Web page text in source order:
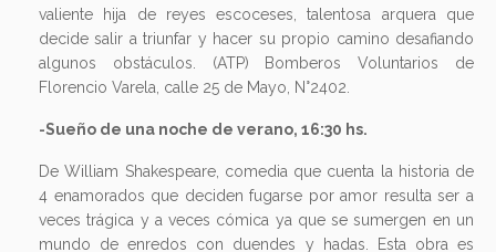
valiente hija de reyes escoceses, talentosa arquera que
decide salir a triunfar y hacer su propio camino desafiando
algunos obstáculos. (ATP) Bomberos Voluntarios de
Florencio Varela, calle 25 de Mayo, N°2402.
-Sueño de una noche de verano, 16:30 hs.
De William Shakespeare, comedia que cuenta la historia de
4 enamorados que deciden fugarse por amor resulta ser a
veces trágica y a veces cómica ya que se sumergen en un
mundo de enredos con duendes y hadas. Esta obra es